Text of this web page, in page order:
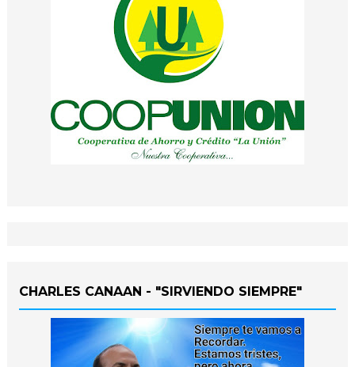
CHARLES CANAAN - "SIRVIENDO SIEMPRE"